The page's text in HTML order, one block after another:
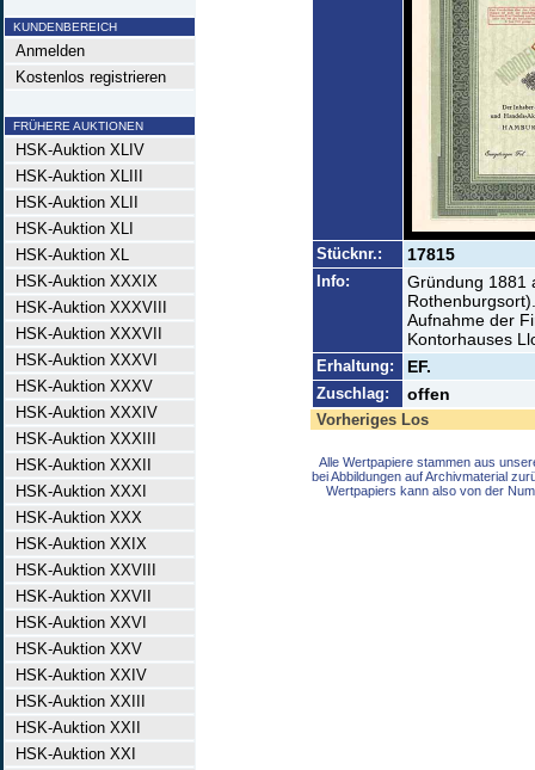
KUNDENBEREICH
Anmelden
Kostenlos registrieren
FRÜHERE AUKTIONEN
HSK-Auktion XLIV
HSK-Auktion XLIII
HSK-Auktion XLII
HSK-Auktion XLI
HSK-Auktion XL
HSK-Auktion XXXIX
HSK-Auktion XXXVIII
HSK-Auktion XXXVII
HSK-Auktion XXXVI
HSK-Auktion XXXV
HSK-Auktion XXXIV
HSK-Auktion XXXIII
HSK-Auktion XXXII
HSK-Auktion XXXI
HSK-Auktion XXX
HSK-Auktion XXIX
HSK-Auktion XXVIII
HSK-Auktion XXVII
HSK-Auktion XXVI
HSK-Auktion XXV
HSK-Auktion XXIV
HSK-Auktion XXIII
HSK-Auktion XXII
HSK-Auktion XXI
Stücknr.: 17815
Info:
Gründung 1881
Aufnahme der
Kontorhauses
Erhaltung: EF.
Zuschlag: offen
Vorheriges Los
Alle Wertpapiere stammen aus
bei Abbildungen auf Archivmaterial
Wertpapiers kann also von der